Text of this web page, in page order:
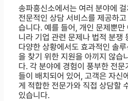
송파흥신소에서는 여러 분야에 걸
전문적인 상담 서비스를 제공하고
습니다. 예를 들어, 개인 문제뿐만
니라 기업 관련 문제나 법적 분쟁
다양한 상황에서도 효과적인 솔루
을 찾기 위한 지원을 아끼지 않습니
다. 각 분야에 경험이 풍부한 전문
들이 배치되어 있어, 고객은 자신에
게 적합한 전문가와 직접 상담할
있습니다.